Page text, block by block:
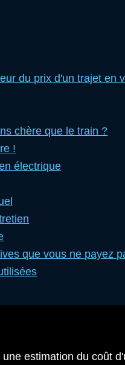
du prix d'un trajet en
chère que le train ?
!
électrique
que vous ne payez
estimation du coût